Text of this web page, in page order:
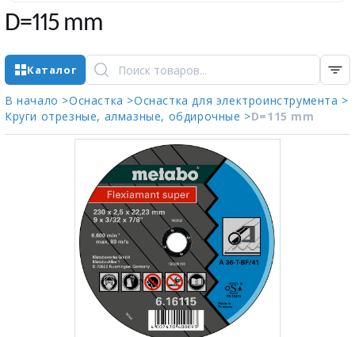
D=115 mm
Каталог
В начало >Оснастка >Оснастка для электроинструмента >
Круги отрезные, алмазные, обдирочные >D=115 mm